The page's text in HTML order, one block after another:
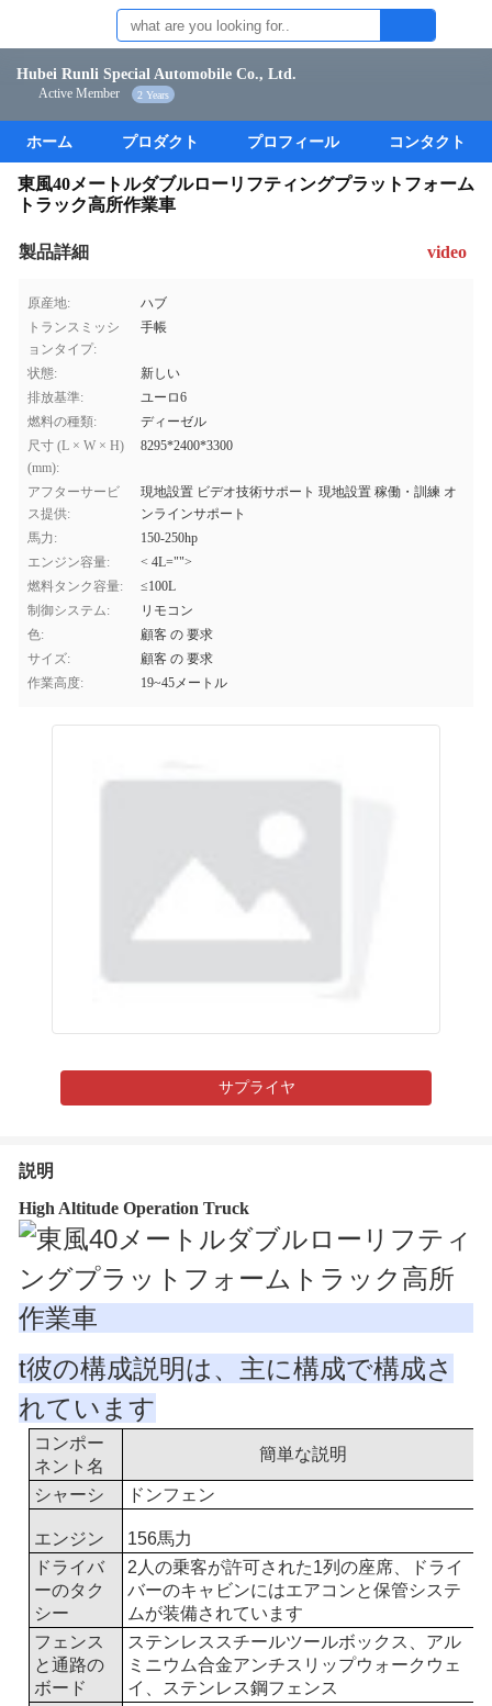
Hubei Runli Special Automobile Co., Ltd.
Active Member 2 Years
ホーム プロダクト プロフィール コンタクト
東風40メートルダブルローリフティングプラットフォーム
トラック高所作業車
製品詳細 video
原産地:
ハブ
トランスミッシ
ョンタイプ:
手帳
状態:
新しい
排放基準:
ユーロ6
燃料の種類:
ディーゼル
尺寸 (L × W × H)
(mm):
8295*2400*3300
アフターサービ
ス提供:
現地設置 ビデオ技術サポート 現地設置 稼働・訓練 オ
ンラインサポート
馬力:
150-250hp
エンジン容量:
< 4L="">
燃料タンク容量:
≤100L
制御システム:
リモコン
色:
顧客 の 要求
サイズ:
顧客 の 要求
作業高度:
19~45メートル
サプライヤ
説明
High Altitude Operation Truck
t彼の構成説明は、主に構成で構成さ
れています
コンポー
ネント名
簡単な説明
シャーシ ドンフェン
エンジン 156馬力
ドライバ
ーのタク
シー
2人の乗客が許可された1列の座席、ドライ
バーのキャビンにはエアコンと保管システ
ムが装備されています
フェンス
と通路の
ボード
ステンレススチールツールボックス、アル
ミニウム合金アンチスリップウォークウェ
イ、ステンレス鋼フェンス